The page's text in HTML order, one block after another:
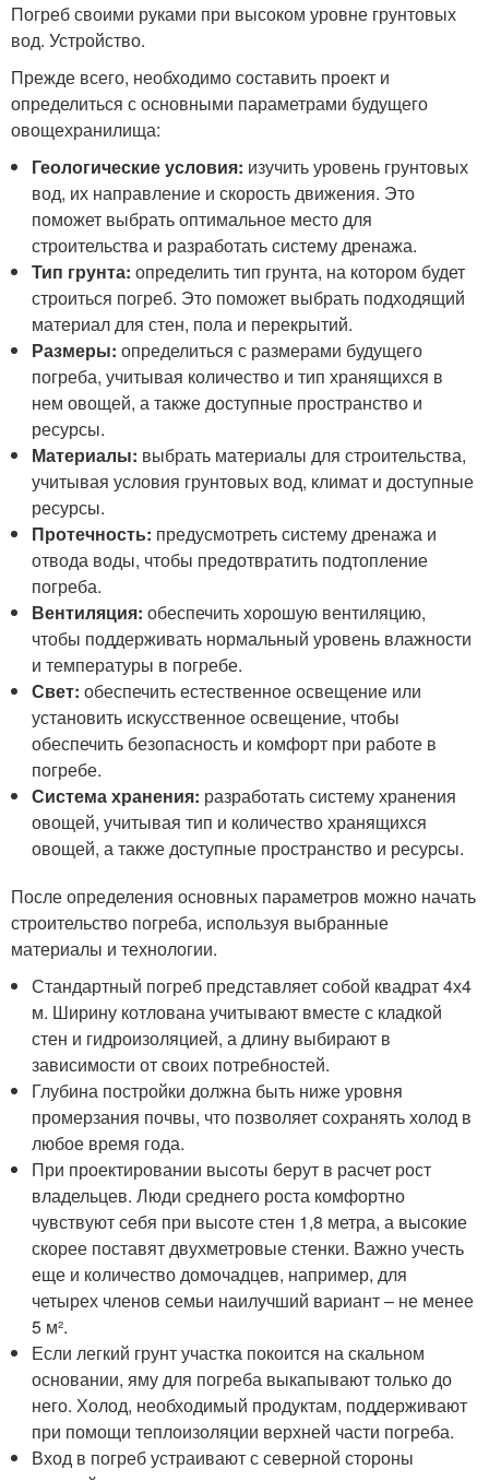
Погреб своими руками при высоком уровне грунтовых
вод. Устройство.
Прежде всего, необходимо составить проект и
определиться с основными параметрами будущего
овощехранилища:
Геологические условия: изучить уровень грунтовых
вод, их направление и скорость движения. Это
поможет выбрать оптимальное место для
строительства и разработать систему дренажа.
Тип грунта: определить тип грунта, на котором будет
строиться погреб. Это поможет выбрать подходящий
материал для стен, пола и перекрытий.
Размеры: определиться с размерами будущего
погреба, учитывая количество и тип хранящихся в
нем овощей, а также доступные пространство и
ресурсы.
Материалы: выбрать материалы для строительства,
учитывая условия грунтовых вод, климат и доступные
ресурсы.
Протечность: предусмотреть систему дренажа и
отвода воды, чтобы предотвратить подтопление
погреба.
Вентиляция: обеспечить хорошую вентиляцию,
чтобы поддерживать нормальный уровень влажности
и температуры в погребе.
Свет: обеспечить естественное освещение или
установить искусственное освещение, чтобы
обеспечить безопасность и комфорт при работе в
погребе.
Система хранения: разработать систему хранения
овощей, учитывая тип и количество хранящихся
овощей, а также доступные пространство и ресурсы.
После определения основных параметров можно начать
строительство погреба, используя выбранные
материалы и технологии.
Стандартный погреб представляет собой квадрат 4х4
м. Ширину котлована учитывают вместе с кладкой
стен и гидроизоляцией, а длину выбирают в
зависимости от своих потребностей.
Глубина постройки должна быть ниже уровня
промерзания почвы, что позволяет сохранять холод в
любое время года.
При проектировании высоты берут в расчет рост
владельцев. Люди среднего роста комфортно
чувствуют себя при высоте стен 1,8 метра, а высокие
скорее поставят двухметровые стенки. Важно учесть
еще и количество домочадцев, например, для
четырех членов семьи наилучший вариант – не менее
5 м².
Если легкий грунт участка покоится на скальном
основании, яму для погреба выкапывают только до
него. Холод, необходимый продуктам, поддерживают
при помощи теплоизоляции верхней части погреба.
Вход в погреб устраивают с северной стороны